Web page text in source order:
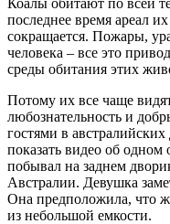
последнее время ареал
сокращается. Пожары,
человека – все это
среды обитания этих
Потому их все чаще
любознательность и
гостями в
показать видео об одном
побывал на заднем
Австралии. Девушка
Она предположила, что
из небольшой емкости.